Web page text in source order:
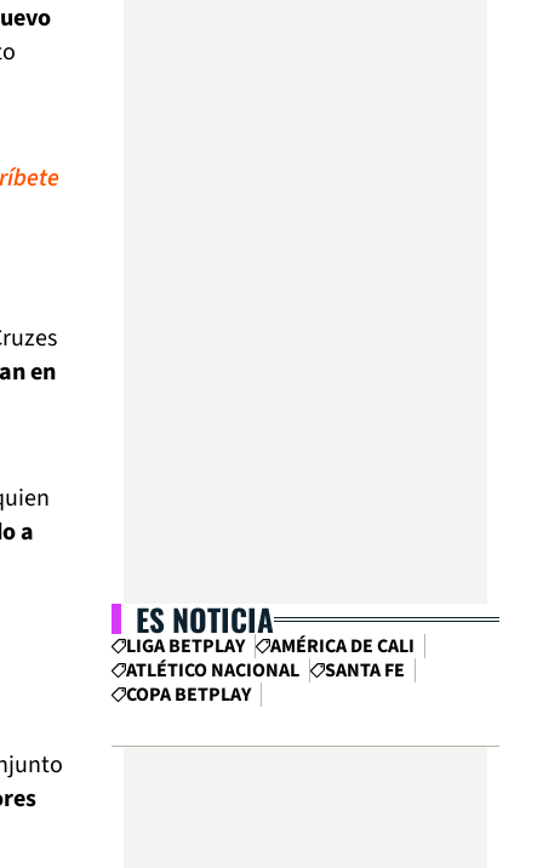
en
a
ES NOTICIA
LIGA BETPLAY
AMÉRICA DE CALI
ATLÉTICO NACIONAL
SANTA FE
COPA BETPLAY